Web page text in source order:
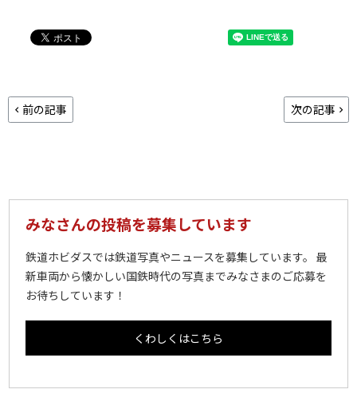
前の記事 次の記事
みなさんの投稿を募集しています
鉄道ホビダスでは鉄道写真やニュースを募集しています。 最
新車両から懐かしい国鉄時代の写真までみなさまのご応募を
お待ちしています！
くわしくはこちら